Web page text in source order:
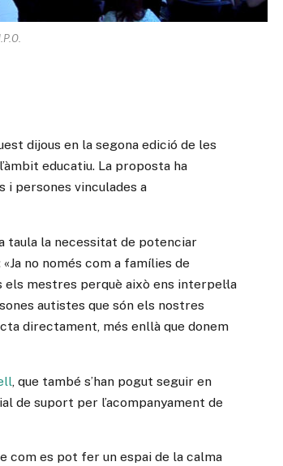
dijous en la segona edició de les
educatiu. La proposta ha
i persones vinculades a
taula la necessitat de potenciar
no només com a famílies de
mestres perquè això ens interpel·la
autistes que són els nostres
directament, més enllà que donem
, que també s’han pogut seguir en
de suport per l’acompanyament de
com es pot fer un espai de la calma